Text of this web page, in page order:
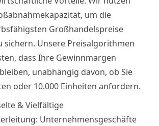
um die
Großhandelspreise
sichern. Unsere Preisalgorithmen
dass Ihre Gewinnmargen
unabhängig davon, ob Sie
oder 10.000 Einheiten anfordern.
& Vielfältige
Unternehmensgeschäfte